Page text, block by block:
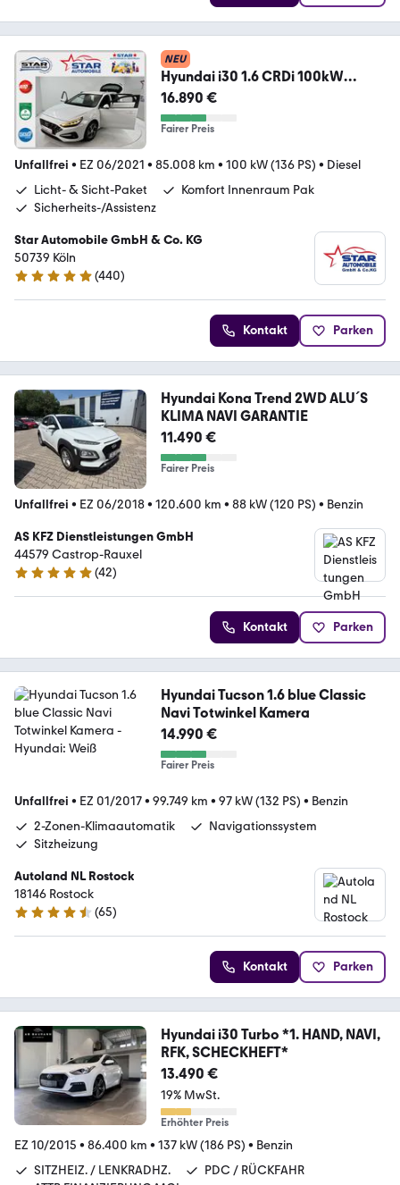
NEU
Hyundai i30 1.6 CRDi 100kW
Hybrid Prime DCT Fastback
16.890 €
Fairer Preis
Unfallfrei • EZ 06/2021 • 85.008 km • 100 kW (136 PS) • Diesel
Licht- & Sicht-Paket
Komfort Innenraum Pak
Sicherheits-/Assistenz
Star Automobile GmbH & Co. KG
50739 Köln
4.8 Sterne
(440)
Kontakt Parken
Hyundai Kona Trend 2WD ALU´S
KLIMA NAVI GARANTIE
11.490 €
Fairer Preis
Unfallfrei • EZ 06/2018• 120.600 km • 88 kW (120 PS) • Benzin
AS KFZ Dienstleistungen GmbH
44579 Castrop-Rauxel
5 Sterne
(42)
Kontakt Parken
Hyundai Tucson 1.6 blue Classic
Navi Totwinkel Kamera
14.990 €
Fairer Preis
Unfallfrei • EZ 01/2017• 99.749 km • 97 kW (132 PS) • Benzin
2-Zonen-Klimaautomatik
Navigationssystem
Sitzheizung
Autoland NL Rostock
18146 Rostock
4.6 Sterne
(65)
Kontakt Parken
Hyundai i30 Turbo *1. HAND, NAVI,
RFK, SCHECKHEFT*
13.490 €
19% MwSt.
Erhöhter Preis
EZ 10/2015 • 86.400 km • 137 kW (186 PS) • Benzin
SITZHEIZ. / LENKRADHZ.
PDC / RÜCKFAHR